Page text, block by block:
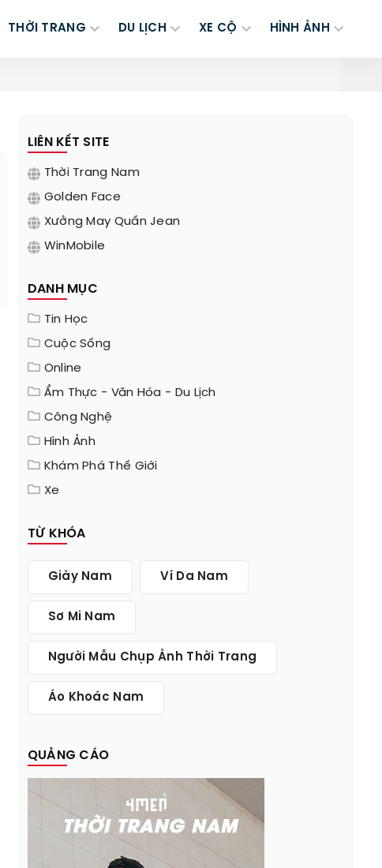
THỜI TRANG DU LỊCH XE CỘ HÌNH ẢNH
LIÊN KẾT SITE
Thời Trang Nam
Golden Face
Xưởng May Quần Jean
WinMobile
DANH MỤC
Tin Học
Cuộc Sống
Online
Ẩm Thực - Văn Hóa - Du Lịch
Công Nghệ
Hình Ảnh
Khám Phá Thế Giới
Xe
TỪ KHÓA
Giày Nam Ví Da Nam
Sơ Mi Nam
Người Mẫu Chụp Ảnh Thời Trang
Áo Khoác Nam
QUẢNG CÁO